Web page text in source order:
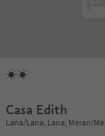
Casa Edith
Lana/Lana, Lana, Meran/